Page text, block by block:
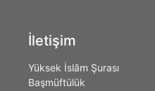
İletişim
Yüksek İslâm Şurası
Başmüftülük